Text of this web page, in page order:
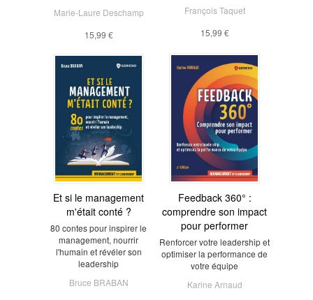
Marie-Laure Deschamp
15,99 €
François Taquet
15,99 €
Et si le management
m'était conté ?
80 contes pour inspirer le
management, nourrir
l'humain et révéler son
leadership
Bruce BRABAN
Feedback 360° :
comprendre son impact
pour performer
Renforcer votre leadership et
optimiser la performance de
votre équipe
Karine Arnaud